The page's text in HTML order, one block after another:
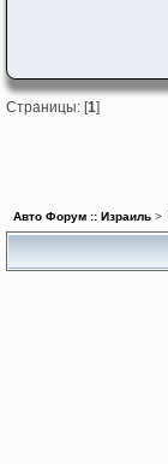
Страницы: [1]
Авто Форум :: Израиль >